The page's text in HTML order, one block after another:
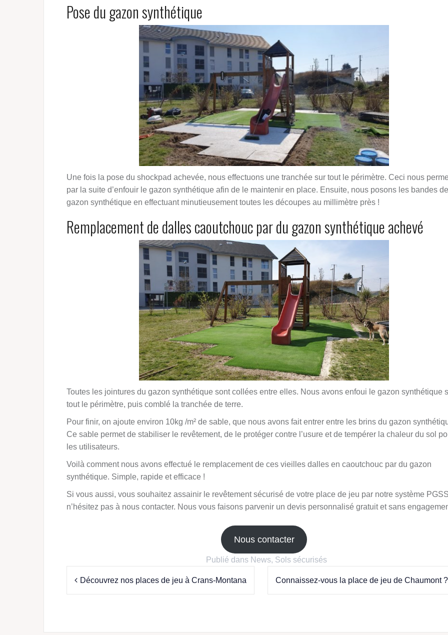
Pose du gazon synthétique
Une fois la pose du shockpad achevée, nous effectuons une tranchée sur tout le périmètre. Ceci nous
par la suite d’enfouir le gazon synthétique afin de le maintenir en place. Ensuite, nous posons les bandes de
gazon synthétique en effectuant minutieusement toutes les découpes au millimètre près !
Remplacement de dalles caoutchouc par du gazon synthétique achevé
Toutes les jointures du gazon synthétique sont collées entre elles. Nous avons enfoui le gazon synthétique
tout le périmètre, puis comblé la tranchée de terre.
Pour finir, on ajoute environ 10kg /m² de sable, que nous avons fait entrer entre les brins du gazon
Ce sable permet de stabiliser le revêtement, de le protéger contre l’usure et de tempérer la chaleur du sol
les utilisateurs.
Voilà comment nous avons effectué le remplacement de ces vieilles dalles en caoutchouc par du gazon
synthétique. Simple, rapide et efficace !
Si vous aussi, vous souhaitez assainir le revêtement sécurisé de votre place de jeu par notre système
n’hésitez pas à nous contacter. Nous vous faisons parvenir un devis personnalisé gratuit et sans
Nous contacter
Publié dans News, Sols sécurisés
Navigation
Découvrez nos places de jeu à Crans-Montana Connaissez-vous la place de jeu de Chaumont ?